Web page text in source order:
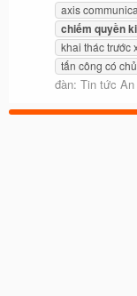
axis
chiếm quyền
khai thác trước
tấn công có
đàn: Tin tức An